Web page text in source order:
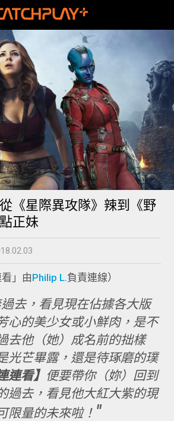
《星際異攻隊》辣到《野
正妹
看」由Philip L.負責連線）
去，看見現在佔據各大版
心的美少女或小鮮肉，是不
去他（她）成名前的拙樣
光芒畢露，還是待琢磨的璞
連看】 便要帶你（妳）回到
過去，看見他大紅大紫的現
限量的未來啦！